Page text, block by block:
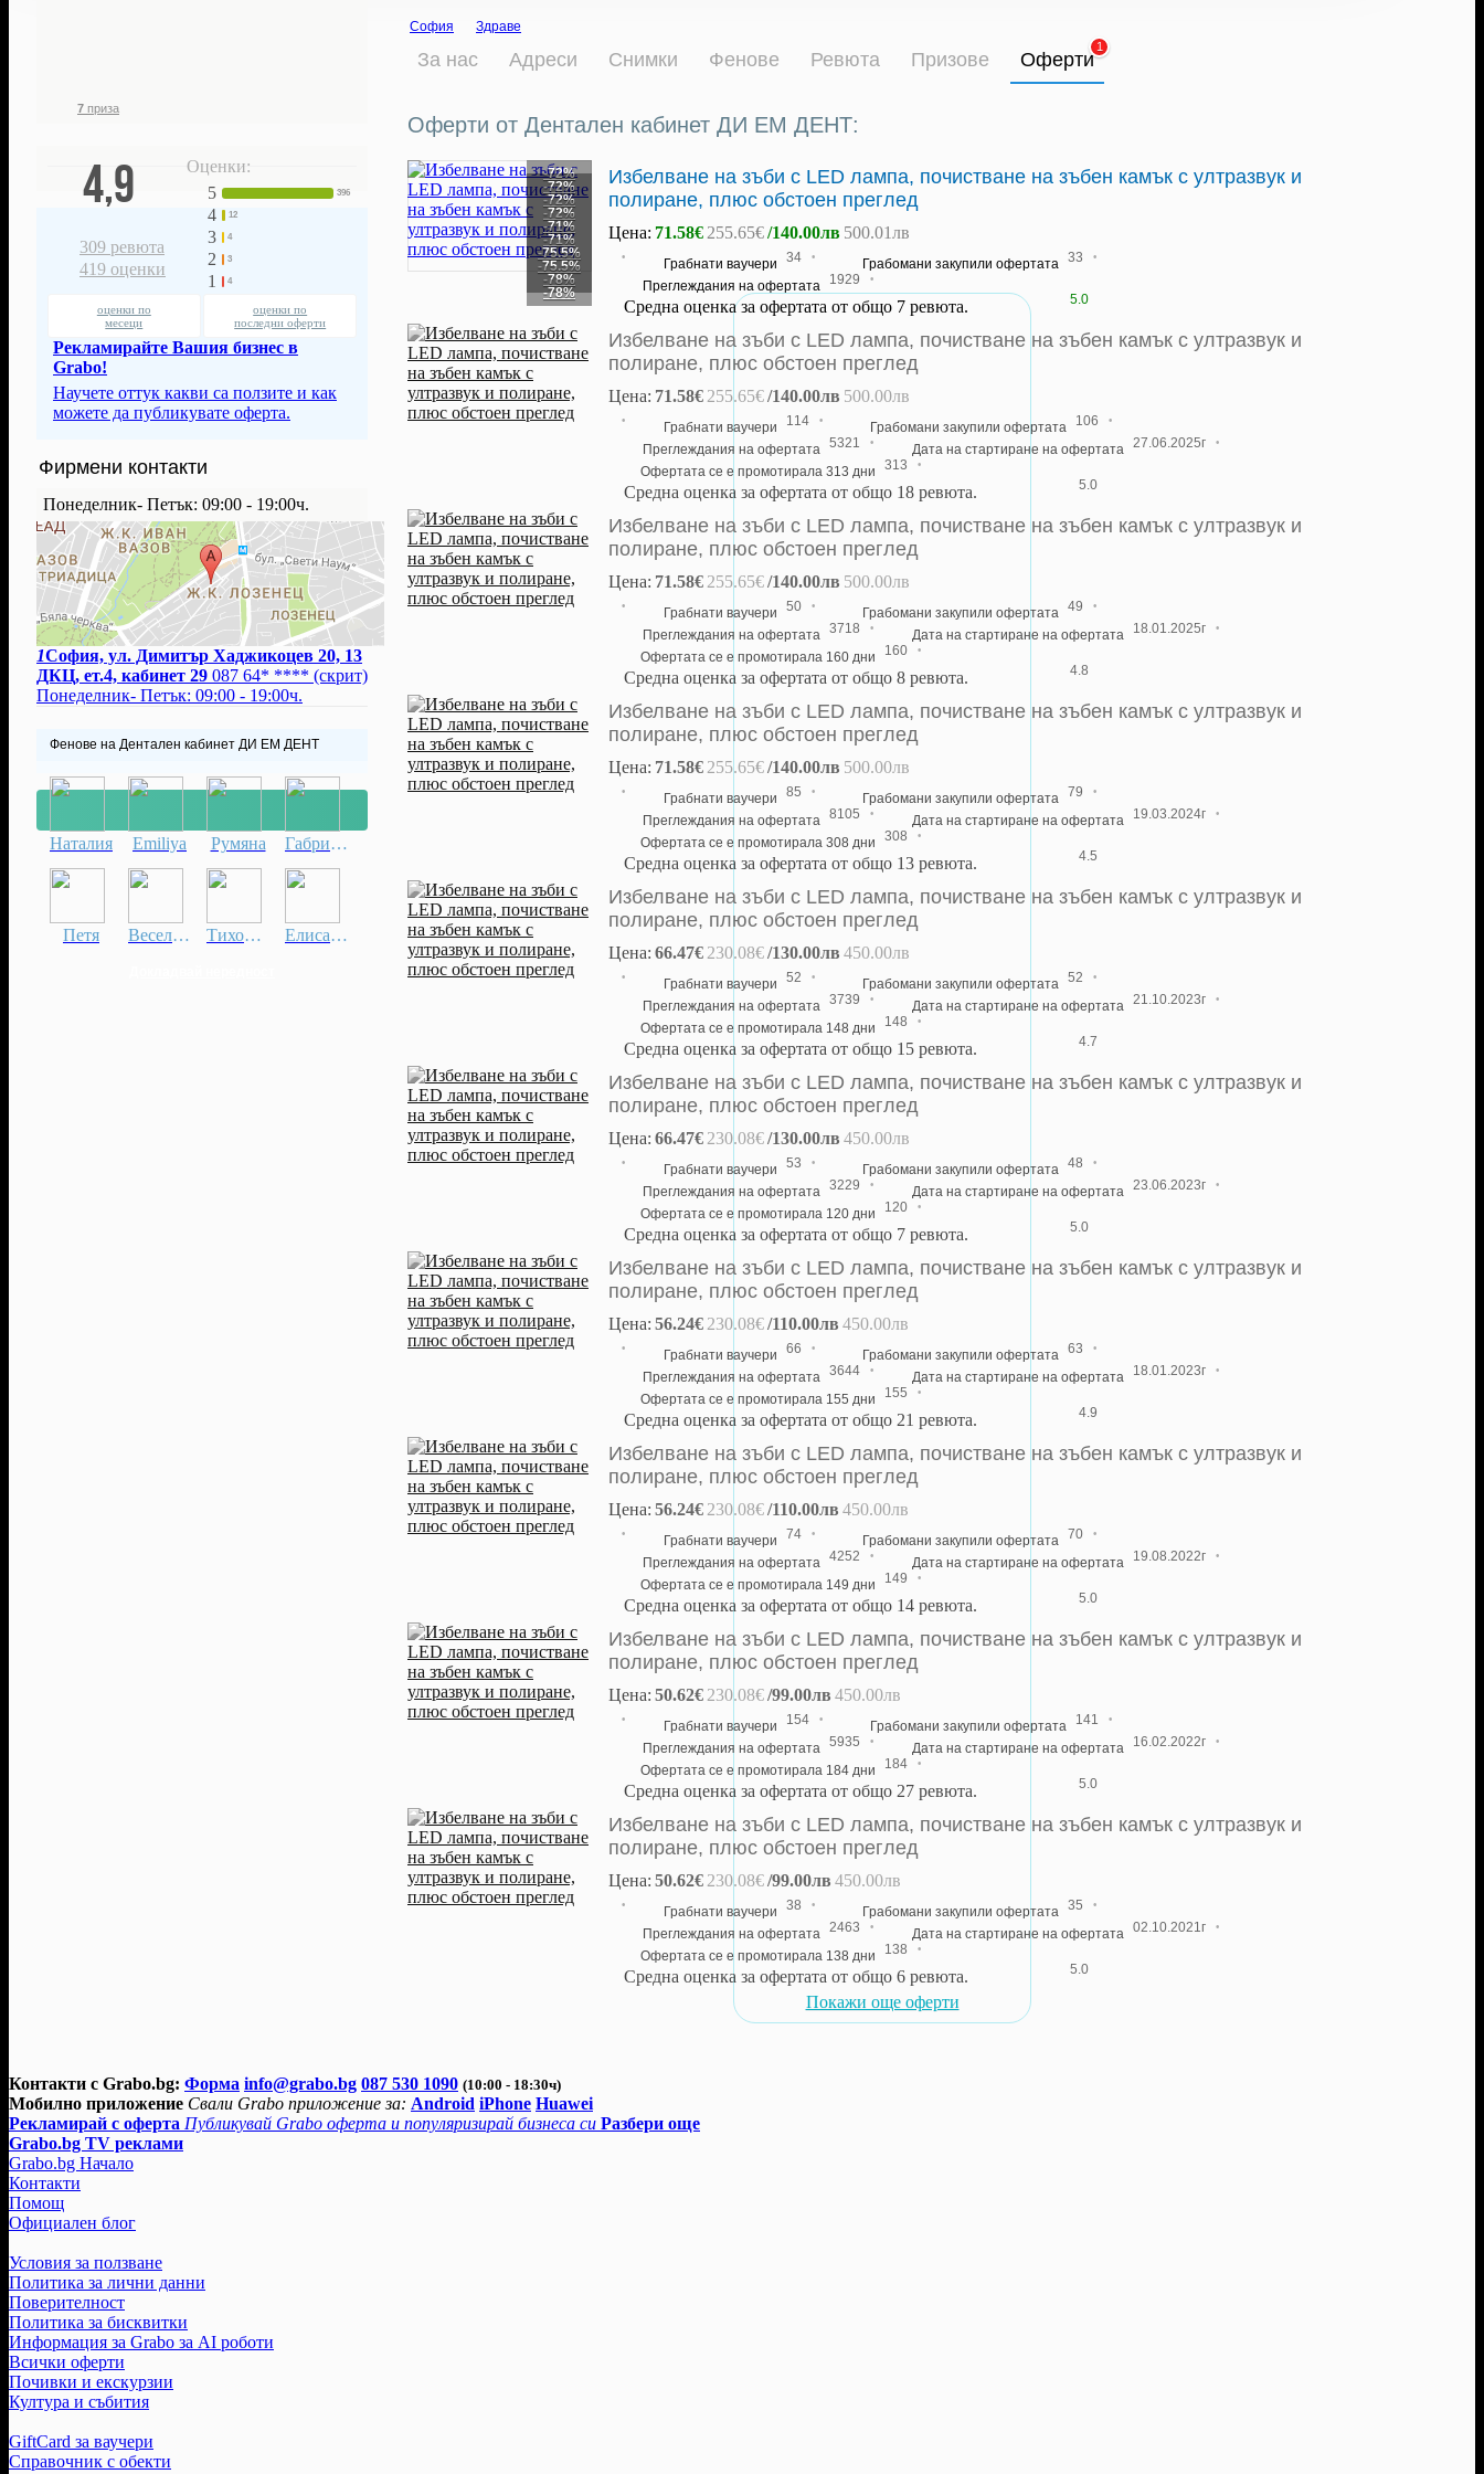
7 приза
4,9
309 ревюта
419 оценки
Оценки:
5
396
4 12
3 4
2 3
1 4
оценки по
месеци
оценки по
последни оферти
Рекламирайте Вашия бизнес в
Grabo!
Научете оттук какви са ползите и как
можете да публикувате оферта.
Фирмени контакти
Понеделник- Петък: 09:00 - 19:00ч.
1София, ул. Димитър Хаджикоцев 20, 13
ДКЦ, ет.4, кабинет 29 087 64* **** (скрит)
Понеделник- Петък: 09:00 - 19:00ч.
Фенове на Дентален кабинет ДИ ЕМ ДЕНТ
Наталия Emiliya Румяна Габриела
Петя Веселина Тихомира Елисавета
София Здраве
За нас Адреси Снимки Фенове Ревюта Призове Оферти
1
Оферти от Дентален кабинет ДИ ЕМ ДЕНТ:
-72%
Избелване на зъби с LED лампа, почистване на зъбен камък с ултразвук и
полиране, плюс обстоен преглед
Цена: 71.58€ 255.65€/140.00лв 500.01лв
·
Грабнати ваучери 34 · Грабомани закупили офертата 33 ·
Преглеждания на офертата 1929
·
Средна оценка за офертата от общо 7 ревюта.
5.0
-72%
Избелване на зъби с LED лампа, почистване на зъбен камък с ултразвук и
полиране, плюс обстоен преглед
Цена: 71.58€ 255.65€/140.00лв 500.00лв
·
Грабнати ваучери 114 · Грабомани закупили офертата 106 ·
Преглеждания на офертата 5321 · Дата на стартиране на офертата 27.06.2025г ·
Офертата се е промотирала 313 дни 313
·
Средна оценка за офертата от общо 18 ревюта.
5.0
-72%
Избелване на зъби с LED лампа, почистване на зъбен камък с ултразвук и
полиране, плюс обстоен преглед
Цена: 71.58€ 255.65€/140.00лв 500.00лв
·
Грабнати ваучери 50 · Грабомани закупили офертата 49 ·
Преглеждания на офертата 3718 · Дата на стартиране на офертата 18.01.2025г ·
Офертата се е промотирала 160 дни 160
·
Средна оценка за офертата от общо 8 ревюта.
4.8
-72%
Избелване на зъби с LED лампа, почистване на зъбен камък с ултразвук и
полиране, плюс обстоен преглед
Цена: 71.58€ 255.65€/140.00лв 500.00лв
·
Грабнати ваучери 85 · Грабомани закупили офертата 79 ·
Преглеждания на офертата 8105 · Дата на стартиране на офертата 19.03.2024г ·
Офертата се е промотирала 308 дни 308
·
Средна оценка за офертата от общо 13 ревюта.
4.5
-71%
Избелване на зъби с LED лампа, почистване на зъбен камък с ултразвук и
полиране, плюс обстоен преглед
Цена: 66.47€ 230.08€/130.00лв 450.00лв
·
Грабнати ваучери 52 · Грабомани закупили офертата 52 ·
Преглеждания на офертата 3739 · Дата на стартиране на офертата 21.10.2023г ·
Офертата се е промотирала 148 дни 148
·
Средна оценка за офертата от общо 15 ревюта.
4.7
-71%
Избелване на зъби с LED лампа, почистване на зъбен камък с ултразвук и
полиране, плюс обстоен преглед
Цена: 66.47€ 230.08€/130.00лв 450.00лв
·
Грабнати ваучери 53 · Грабомани закупили офертата 48 ·
Преглеждания на офертата 3229 · Дата на стартиране на офертата 23.06.2023г ·
Офертата се е промотирала 120 дни 120
·
Средна оценка за офертата от общо 7 ревюта.
5.0
-75.5%
Избелване на зъби с LED лампа, почистване на зъбен камък с ултразвук и
полиране, плюс обстоен преглед
Цена: 56.24€ 230.08€/110.00лв 450.00лв
·
Грабнати ваучери 66 · Грабомани закупили офертата 63 ·
Преглеждания на офертата 3644 · Дата на стартиране на офертата 18.01.2023г ·
Офертата се е промотирала 155 дни 155
·
Средна оценка за офертата от общо 21 ревюта.
4.9
-75.5%
Избелване на зъби с LED лампа, почистване на зъбен камък с ултразвук и
полиране, плюс обстоен преглед
Цена: 56.24€ 230.08€/110.00лв 450.00лв
·
Грабнати ваучери 74 · Грабомани закупили офертата 70 ·
Преглеждания на офертата 4252 · Дата на стартиране на офертата 19.08.2022г ·
Офертата се е промотирала 149 дни 149
·
Средна оценка за офертата от общо 14 ревюта.
5.0
-78%
Избелване на зъби с LED лампа, почистване на зъбен камък с ултразвук и
полиране, плюс обстоен преглед
Цена: 50.62€ 230.08€/99.00лв 450.00лв
·
Грабнати ваучери 154 · Грабомани закупили офертата 141 ·
Преглеждания на офертата 5935 · Дата на стартиране на офертата 16.02.2022г ·
Офертата се е промотирала 184 дни 184
·
Средна оценка за офертата от общо 27 ревюта.
5.0
-78%
Избелване на зъби с LED лампа, почистване на зъбен камък с ултразвук и
полиране, плюс обстоен преглед
Цена: 50.62€ 230.08€/99.00лв 450.00лв
·
Грабнати ваучери 38 · Грабомани закупили офертата 35 ·
Преглеждания на офертата 2463 · Дата на стартиране на офертата 02.10.2021г ·
Офертата се е промотирала 138 дни 138
·
Средна оценка за офертата от общо 6 ревюта.
5.0
Покажи още оферти
Контакти с Grabo.bg: Форма info@grabo.bg 087 530 1090 (10:00 - 18:30ч)
Мобилно приложение Свали Grabo приложение за: Android iPhone Huawei
Рекламирай с оферта Публикувай Grabo оферта и популяризирай бизнеса си Разбери още
Grabo.bg TV реклами
Grabo.bg Начало
Контакти
Помощ
Официален блог
Условия за ползване
Политика за лични данни
Поверителност
Политика за бисквитки
Информация за Grabo за AI роботи
Всички оферти
Почивки и екскурзии
Култура и събития
GiftCard за ваучери
Справочник с обекти